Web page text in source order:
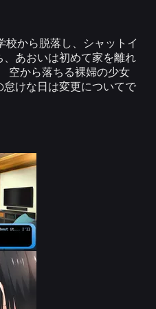
校から脱落し、シャットイ
あおいは初めて家を離れ
空から落ちる裸婦の少女
けな日は変更についてで